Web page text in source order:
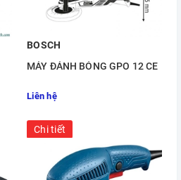
BOSCH
MÁY ĐÁNH BÓNG GPO 12 CE
Liên hệ
Chi tiết